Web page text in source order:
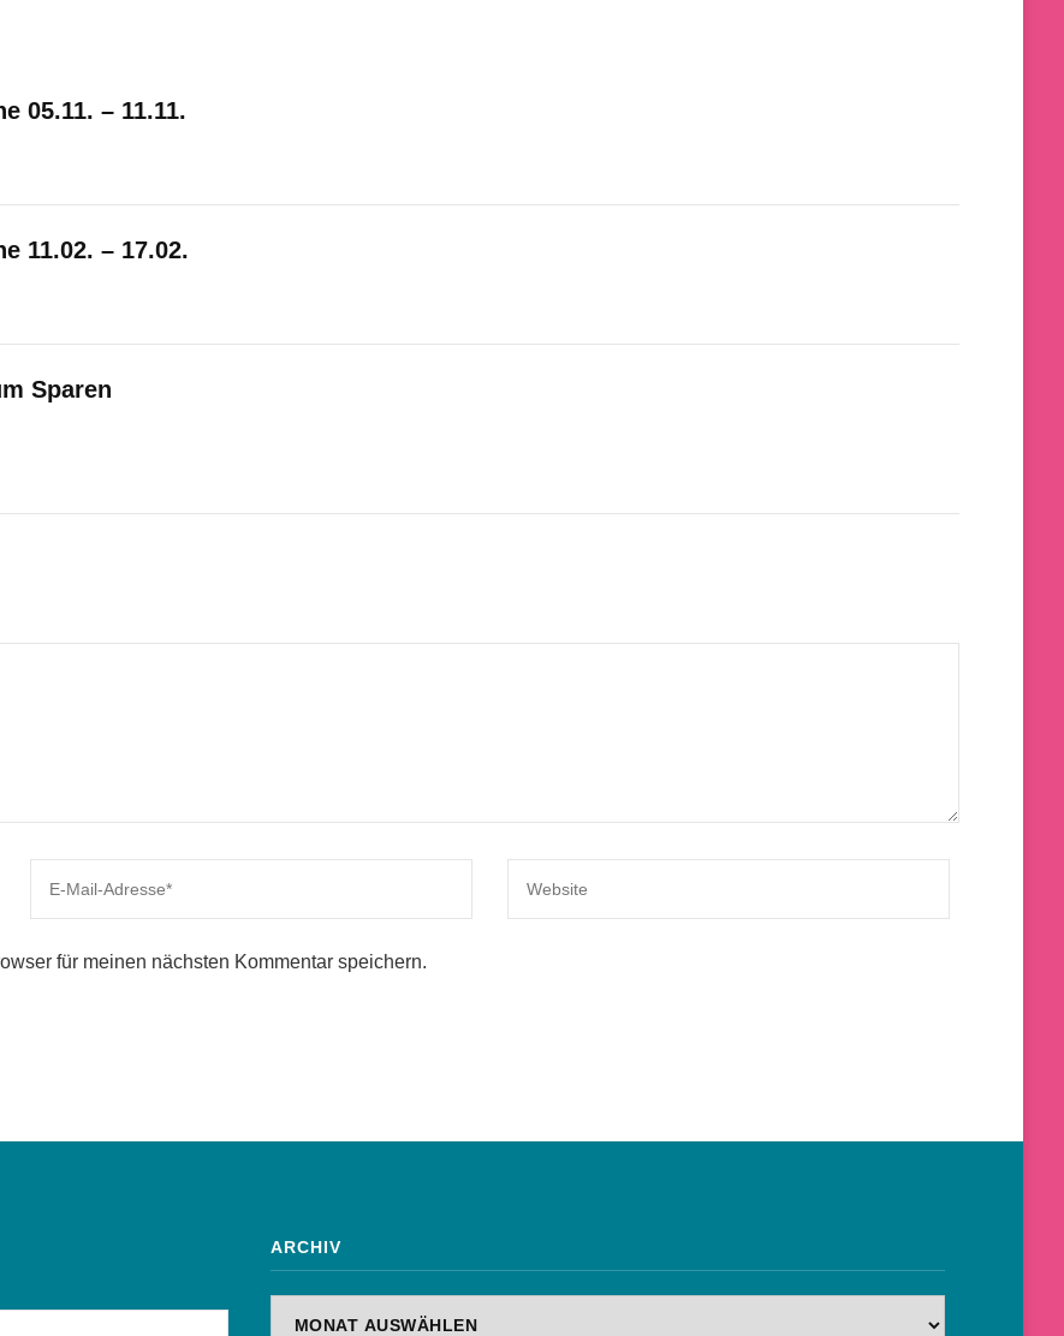
05.11. – 11.11.
11.02. – 17.02.
Sparen
für meinen nächsten Kommentar speichern.
ARCHIV